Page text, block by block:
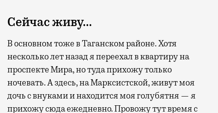
Сейчас живу…
В основном тоже в Таганском районе. Хотя
несколько лет назад я переехал в квартиру на
проспекте Мира, но туда прихожу только
ночевать. А здесь, на Марксистской, живут моя
дочь с внуками и находится моя голубятня — я
прихожу сюда ежедневно. Провожу тут время с